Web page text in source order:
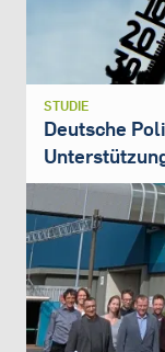
STUDIE
Deutsche